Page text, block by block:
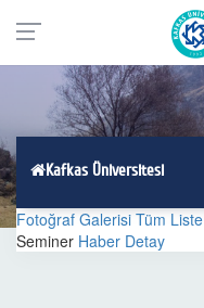
Kafkas Üniversitesi
Fotoğraf Galerisi Tüm Liste
Seminer Haber Detay